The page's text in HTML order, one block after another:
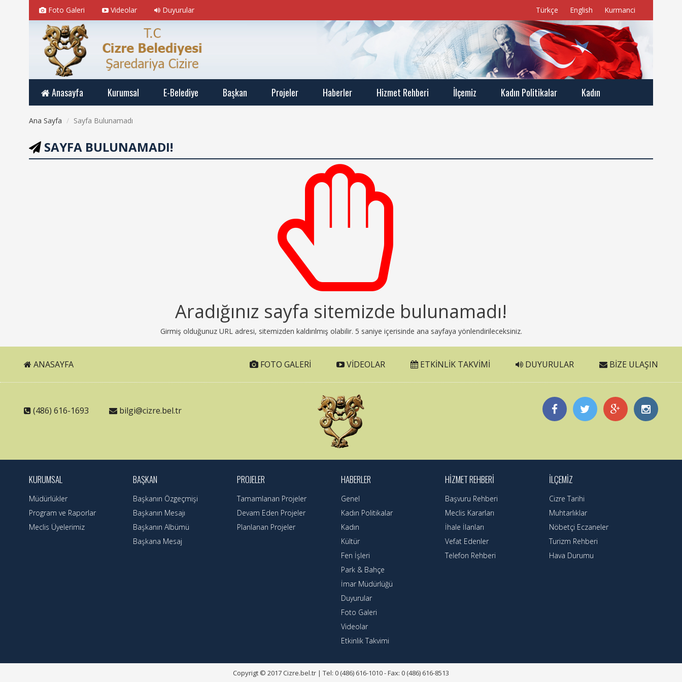
Foto Galeri Videolar Duyurular Türkçe English Kurmanci
Anasayfa Kurumsal E-Belediye Başkan Projeler Haberler Hizmet Rehberi İlçemiz Kadın Politikalar Kadın
Ana Sayfa Sayfa Bulunamadı
SAYFA BULUNAMADI!
Aradığınız sayfa sitemizde bulunamadı!
Girmiş olduğunuz URL adresi, sitemizden kaldırılmış olabilir. 5 saniye içerisinde ana sayfaya yönlendirileceksiniz.
ANASAYFA BIZE ULAŞIN
DUYURULAR
ETKINLIK TAKVIMI
VIDEOLAR
FOTO GALERI
(486) 616-1693 bilgi@cizre.bel.tr
KURUMSAL
Müdürlükler
Program ve Raporlar
Meclis Üyelerimiz
BAŞKAN
Başkanın Özgeçmişi
Başkanın Mesajı
Başkanın Albümü
Başkana Mesaj
PROJELER
Tamamlanan Projeler
Devam Eden Projeler
Planlanan Projeler
HABERLER
Genel
Kadın Politikalar
Kadın
Kültür
Fen İşleri
Park & Bahçe
İmar Müdürlüğü
Duyurular
Foto Galeri
Videolar
Etkinlik Takvimi
HIZMET REHBERI
Başvuru Rehberi
Meclis Kararları
İhale İlanları
Vefat Edenler
Telefon Rehberi
İLÇEMIZ
Cizre Tarihi
Muhtarlıklar
Nöbetçi Eczaneler
Turizm Rehberi
Hava Durumu
Copyrigt © 2017 Cizre.bel.tr | Tel: 0 (486) 616-1010 - Fax: 0 (486) 616-8513